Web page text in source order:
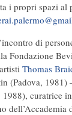
i propri spazi al
di
Fondazione
Thomas
(Padova,
1988), curatrice